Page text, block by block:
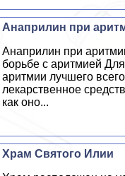
Анаприлин при
Анаприлин при
борьбе с аритмией
аритмии лучшего
лекарственное
как оно...
Храм Святого Илии